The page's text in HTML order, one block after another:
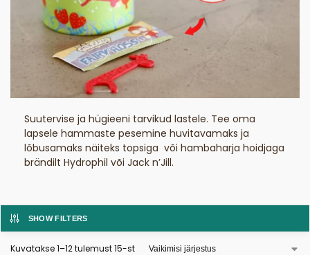
Suutervise ja hügieeni tarvikud lastele. Tee oma
lapsele hammaste pesemine huvitavamaks ja
lõbusamaks näiteks topsiga või hambaharja hoidjaga
brändilt Hydrophil või Jack n’Jill.
SHOW FILTERS
Kuvatakse 1–12 tulemust 15-st